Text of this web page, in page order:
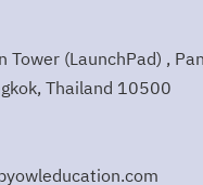
(LaunchPad) ,
Thailand 10500